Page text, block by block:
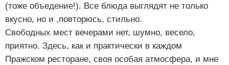
(тоже объедение!). Все блюда выглядят не только
вкусно, но и ,повторюсь, стильно.
Свободных мест вечерами нет, шумно, весело,
приятно. Здесь, как и практически в каждом
Пражском ресторане, своя особая атмосфера, и мне